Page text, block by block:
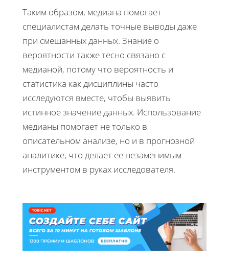
Таким образом, медиана помогает
специалистам делать точные выводы даже
при смешанных данных. Знание о
вероятности также тесно связано с
медианой, потому что вероятность и
статистика как дисциплины часто
исследуются вместе, чтобы выявить
истинное значение данных. Использование
медианы помогает не только в
описательном анализе, но и в прогнозной
аналитике, что делает ее незаменимым
инструментом в руках исследователя.